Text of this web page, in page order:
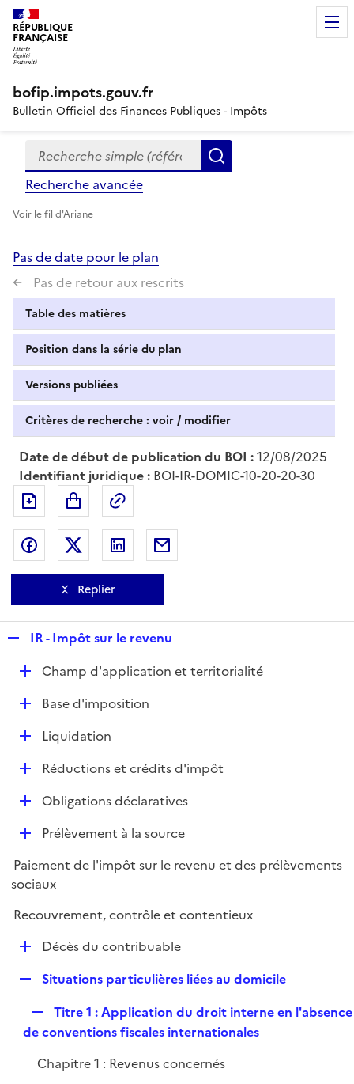
RÉPUBLIQUE
FRANÇAISE
bofip.impots.gouv.fr
Bulletin Officiel des Finances Publiques - Impôts
Formulaire
de
recherche
Recherche simple (références, mots clés, partie du
Recherche avancée
Voir le fil d'Ariane
Pas de date pour le plan
Pas de retour aux rescrits
Table des matières
Position dans la série du plan
Versions publiées
Critères de recherche : voir / modifier
Date de début de publication du BOI :12/08/2025
Identifiant juridique : BOI-IR-DOMIC-10-20-20-30
Exporter le document au format pdf
Partager sur Facebook
Partager sur Twitter
Partager sur LinkedIn
Replier
p
l
i
e
IR - Impôt sur le revenu
DChamp d'application et territorialité
DBase d'imposition
DLiquidation
D
e
r
Réductions et crédits d'impôt
D
i
e
r
Obligations déclaratives
D
p
l
i
Prélèvement à la source
Paiement de l'impôt sur le revenu et des prélèvements
sociaux
Recouvrement, contrôle et contentieux
D
e
r
Décès du contribuable
p
l
e
Situations particulières liées au domicile
e
l
Titre 1 : Application du droit interne en l'absence
de conventions fiscales internationales
Chapitre 1 : Revenus concernés